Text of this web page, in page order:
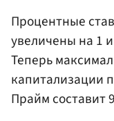
Процентные
увеличены на 1
Теперь
капитализации
Прайм составит